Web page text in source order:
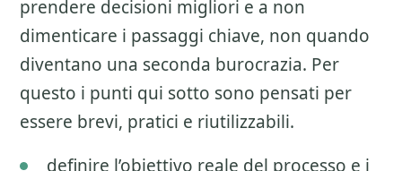
prendere decisioni migliori e a non
dimenticare i passaggi chiave, non quando
diventano una seconda burocrazia. Per
questo i punti qui sotto sono pensati per
essere brevi, pratici e riutilizzabili.
definire l’obiettivo reale del processo e i